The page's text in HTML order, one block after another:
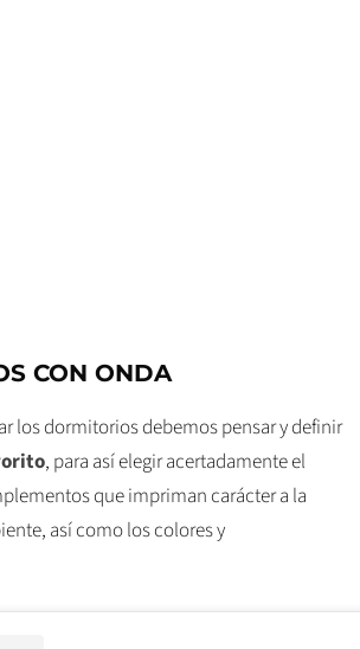
CON ONDA
los dormitorios debemos pensar y definir
, para así elegir acertadamente el
que impriman carácter a la
así como los colores y